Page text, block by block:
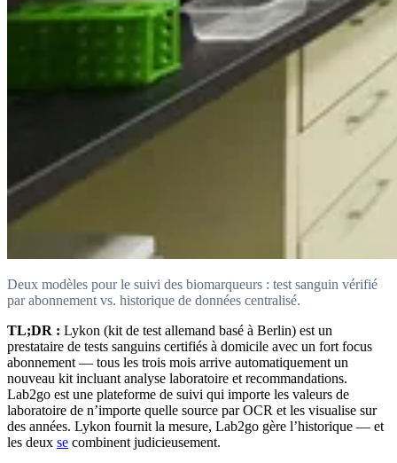
Deux modèles pour le suivi des biomarqueurs : test sanguin vérifié
par abonnement vs. historique de données centralisé.
TL;DR : Lykon (kit de test allemand basé à Berlin) est un
prestataire de tests sanguins certifiés à domicile avec un fort focus
abonnement — tous les trois mois arrive automatiquement un
nouveau kit incluant analyse laboratoire et recommandations.
Lab2go est une plateforme de suivi qui importe les valeurs de
laboratoire de n’importe quelle source par OCR et les visualise sur
des années. Lykon fournit la mesure, Lab2go gère l’historique — et
les deux se combinent judicieusement.